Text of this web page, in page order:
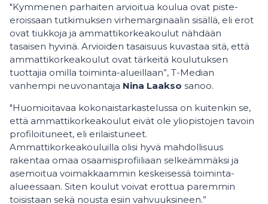
"Kymmenen parhaiten arvioitua koulua ovat piste-
eroissaan tutkimuksen virhemarginaalin sisällä, eli erot
ovat tiukkoja ja ammattikorkeakoulut nähdään
tasaisen hyvinä. Arvioiden tasaisuus kuvastaa sitä, että
ammattikorkeakoulut ovat tärkeitä koulutuksen
tuottajia omilla toiminta-alueillaan”, T-Median
vanhempi neuvonantaja Nina Laakso sanoo.
"Huomioitavaa kokonaistarkastelussa on kuitenkin se,
että ammattikorkeakoulut eivät ole yliopistojen tavoin
profiloituneet, eli erilaistuneet.
Ammattikorkeakouluilla olisi hyvä mahdollisuus
rakentaa omaa osaamisprofiiliaan selkeämmäksi ja
asemoitua voimakkaammin keskeisessä toiminta-
alueessaan. Siten koulut voivat erottua paremmin
toisistaan sekä nousta esiin vahvuuksineen.”